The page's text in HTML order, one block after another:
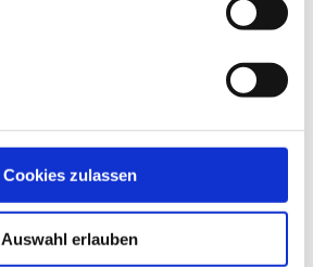
Cookies zulassen
Auswahl erlauben